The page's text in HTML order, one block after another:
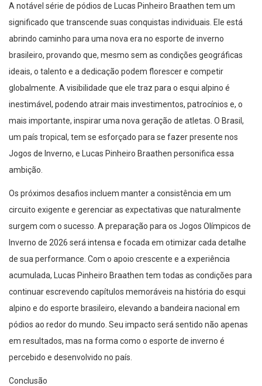
A notável série de pódios de Lucas Pinheiro Braathen tem um
significado que transcende suas conquistas individuais. Ele está
abrindo caminho para uma nova era no esporte de inverno
brasileiro, provando que, mesmo sem as condições geográficas
ideais, o talento e a dedicação podem florescer e competir
globalmente. A visibilidade que ele traz para o esqui alpino é
inestimável, podendo atrair mais investimentos, patrocínios e, o
mais importante, inspirar uma nova geração de atletas. O Brasil,
um país tropical, tem se esforçado para se fazer presente nos
Jogos de Inverno, e Lucas Pinheiro Braathen personifica essa
ambição.
Os próximos desafios incluem manter a consistência em um
circuito exigente e gerenciar as expectativas que naturalmente
surgem com o sucesso. A preparação para os Jogos Olímpicos de
Inverno de 2026 será intensa e focada em otimizar cada detalhe
de sua performance. Com o apoio crescente e a experiência
acumulada, Lucas Pinheiro Braathen tem todas as condições para
continuar escrevendo capítulos memoráveis na história do esqui
alpino e do esporte brasileiro, elevando a bandeira nacional em
pódios ao redor do mundo. Seu impacto será sentido não apenas
em resultados, mas na forma como o esporte de inverno é
percebido e desenvolvido no país.
Conclusão